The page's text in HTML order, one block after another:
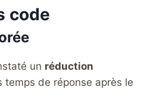
code
un réduction
temps de réponse après le